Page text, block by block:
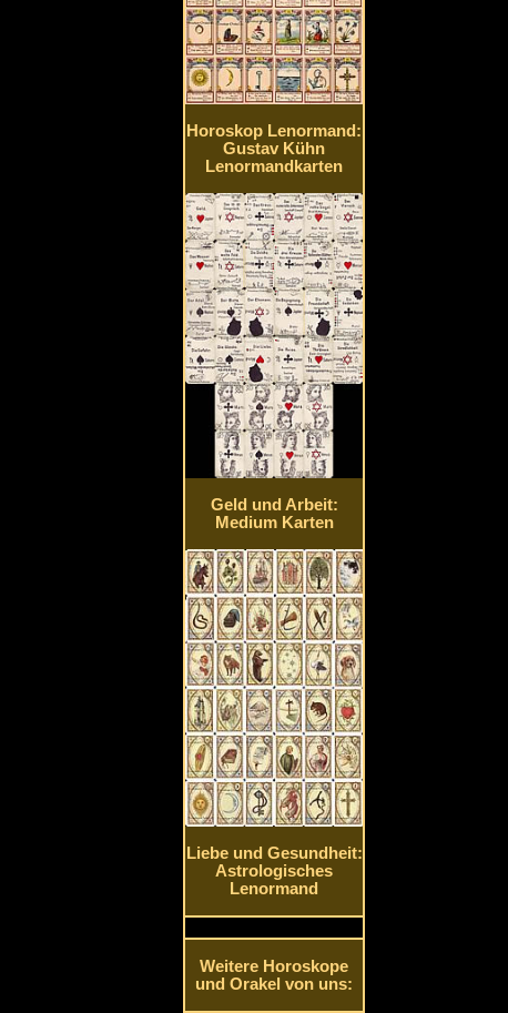
Horoskop Lenormand:
Gustav Kühn
Lenormandkarten
Geld und Arbeit:
Medium Karten
Liebe und Gesundheit:
Astrologisches
Lenormand
Weitere Horoskope
und Orakel von uns: